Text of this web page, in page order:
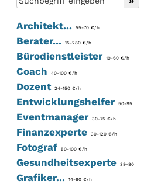
Architekt...55-70 €/h
Berater...15-280 €/h
Bürodienstleister 19-60 €/h
Coach 40-100 €/h
Dozent24-150 €/h
Entwicklungshelfer 50-95
Eventmanager 30-75 €/h
Finanzexperte30-120 €/h
Fotograf 50-100 €/h
Gesundheitsexperte39-90
Grafiker...14-80 €/h